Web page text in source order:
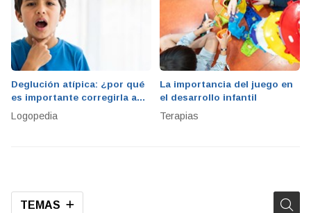
TEMAS
Deglución atípica: ¿por qué
es importante corregirla a
tiempo con logopedia?
Logopedia
La importancia del juego en
el desarrollo infantil
Terapias